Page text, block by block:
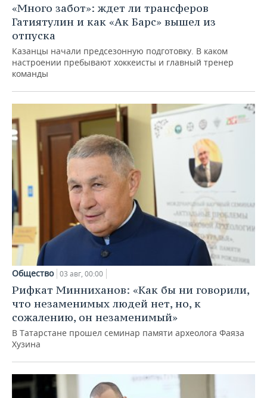
«Много забот»: ждет ли трансферов
Гатиятулин и как «Ак Барс» вышел из
отпуска
Казанцы начали предсезонную подготовку. В каком
настроении пребывают хоккеисты и главный тренер
команды
Общество 03 авг, 00:00
Рифкат Минниханов: «Как бы ни говорили,
что незаменимых людей нет, но, к
сожалению, он незаменимый»
В Татарстане прошел семинар памяти археолога Фаяза
Хузина